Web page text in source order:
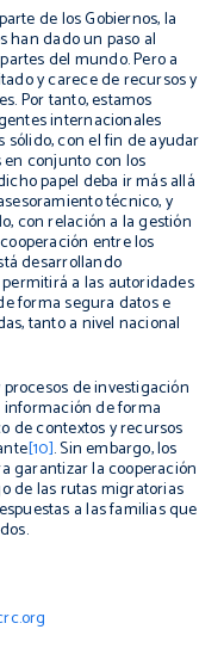
de los Gobiernos, la
han dado un paso al
del mundo. Pero a
y carece de recursos y
Por tanto, estamos
internacionales
sólido, con el fin de ayudar
en conjunto con los
papel deba ir más allá
técnico, y
con relación a la gestión
entre los
desarrollando
a las autoridades
forma segura datos e
tanto a nivel nacional
de investigación
de forma
de contextos y recursos
[10]. Sin embargo, los
garantizar la cooperación
de las rutas migratorias
a las familias que